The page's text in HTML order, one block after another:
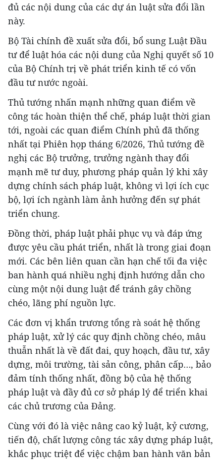
đủ các nội dung của các dự án luật sửa đổi lần
này.
Bộ Tài chính đề xuất sửa đổi, bổ sung Luật Đầu
tư để luật hóa các nội dung của Nghị quyết số 10
của Bộ Chính trị về phát triển kinh tế có vốn
đầu tư nước ngoài.
Thủ tướng nhấn mạnh những quan điểm về
công tác hoàn thiện thể chế, pháp luật thời gian
tới, ngoài các quan điểm Chính phủ đã thống
nhất tại Phiên họp tháng 6/2026, Thủ tướng đề
nghị các Bộ trưởng, trưởng ngành thay đổi
mạnh mẽ tư duy, phương pháp quản lý khi xây
dựng chính sách pháp luật, không vì lợi ích cục
bộ, lợi ích ngành làm ảnh hưởng đến sự phát
triển chung.
Đồng thời, pháp luật phải phục vụ và đáp ứng
được yêu cầu phát triển, nhất là trong giai đoạn
mới. Các bên liên quan cần hạn chế tối đa việc
ban hành quá nhiều nghị định hướng dẫn cho
cùng một nội dung luật để tránh gây chồng
chéo, lãng phí nguồn lực.
Các đơn vị khẩn trương tổng rà soát hệ thống
pháp luật, xử lý các quy định chồng chéo, mâu
thuẫn nhất là về đất đai, quy hoạch, đầu tư, xây
dựng, môi trường, tài sản công, phân cấp…, bảo
đảm tính thống nhất, đồng bộ của hệ thống
pháp luật và đầy đủ cơ sở pháp lý để triển khai
các chủ trương của Đảng.
Cùng với đó là việc nâng cao kỷ luật, kỷ cương,
tiến độ, chất lượng công tác xây dựng pháp luật,
khắc phục triệt để việc chậm ban hành văn bản